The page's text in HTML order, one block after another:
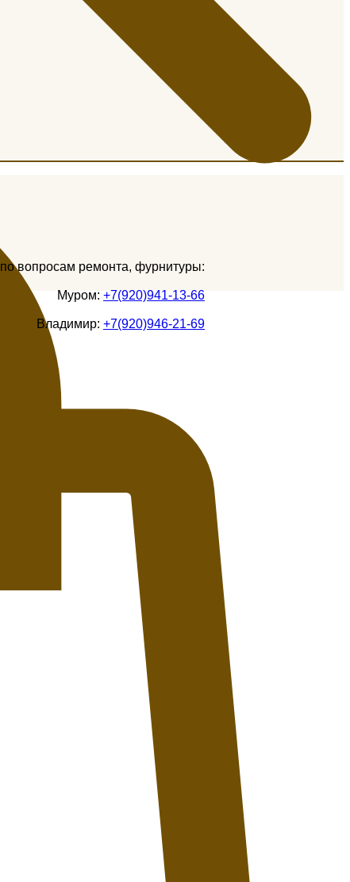
по вопросам ремонта, фурнитуры:
Муром: +7(920)941-13-66
Владимир: +7(920)946-21-69